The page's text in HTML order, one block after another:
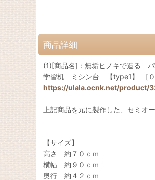
商品詳細
(1)[商品名]：無垢ヒノキで造る
学習机 ミシン台 【type1】 [０
https://ulala.ocnk.net/product/
上記商品を元に製作した、セミオ
【サイズ】
高さ 約７０ｃｍ
横幅 約９０ｃｍ
奥行 約４２ｃｍ